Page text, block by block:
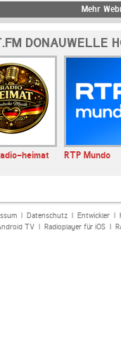
Mehr
DONAUWELLE
heimat RTP Mundo
| Datenschutz| Entwickler|
TV| Radioplayer für iOS|